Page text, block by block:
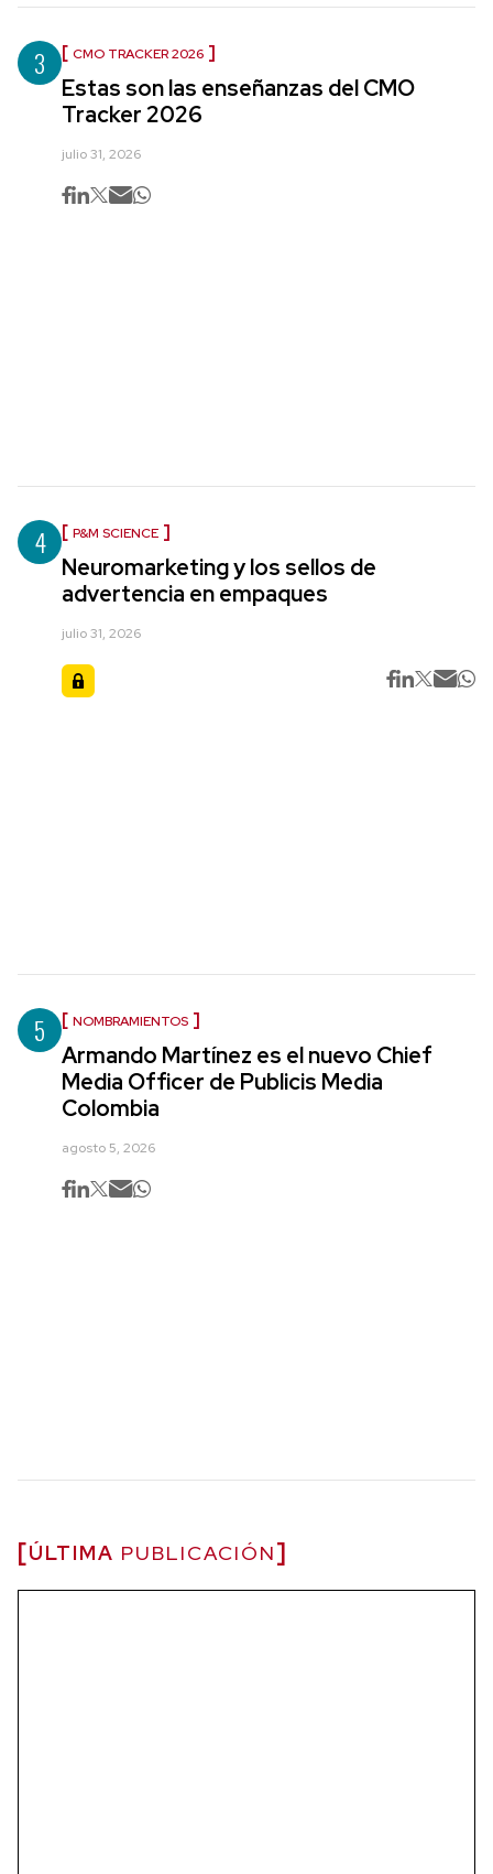
3 CMO TRACKER 2026
Estas son las enseñanzas del CMO
Tracker 2026
julio 31, 2026
4 P&M SCIENCE
Neuromarketing y los sellos de
advertencia en empaques
julio 31, 2026
5 NOMBRAMIENTOS
Armando Martínez es el nuevo Chief
Media Officer de Publicis Media
Colombia
agosto 5, 2026
ÚLTIMA PUBLICACIÓN